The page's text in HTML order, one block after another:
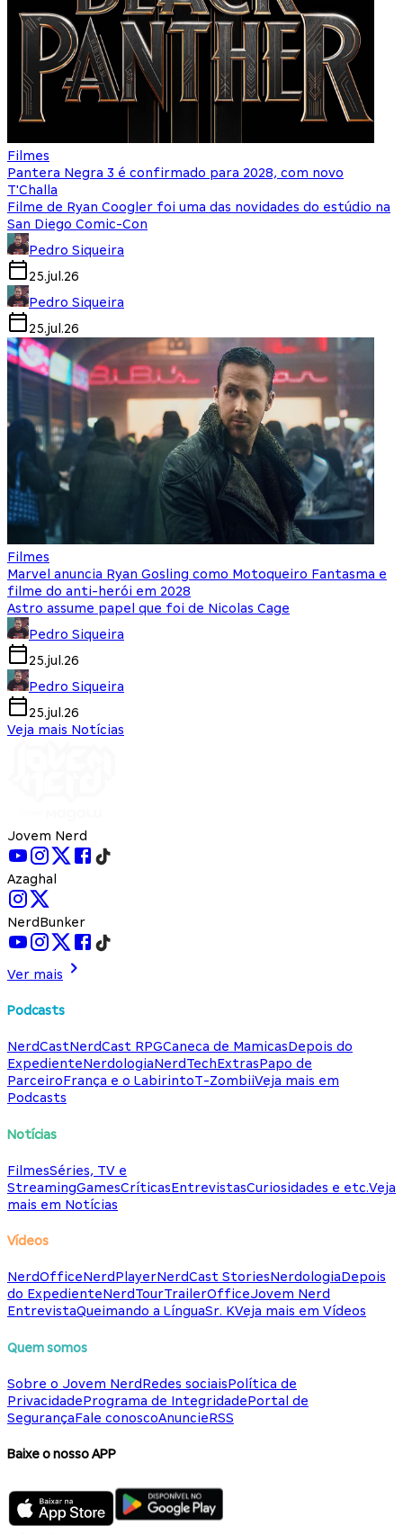
Filmes
Pantera Negra 3 é confirmado para 2028, com novo
T'Challa
Filme de Ryan Coogler foi uma das novidades do estúdio na
San Diego Comic-Con
Pedro Siqueira
25.jul.26
Pedro Siqueira
25.jul.26
Filmes
Marvel anuncia Ryan Gosling como Motoqueiro Fantasma e
filme do anti-herói em 2028
Astro assume papel que foi de Nicolas Cage
Pedro Siqueira
25.jul.26
Pedro Siqueira
25.jul.26
Veja mais Notícias
Jovem Nerd
Azaghal
NerdBunker
Ver mais
Podcasts
NerdCastNerdCast RPGCaneca de MamicasDepois do
ExpedienteNerdologiaNerdTechExtrasPapo de
ParceiroFrança e o LabirintoT-ZombiiVeja mais em
Podcasts
Notícias
FilmesSéries, TV e
StreamingGamesCríticasEntrevistasCuriosidades e etc.Veja
mais em Notícias
Vídeos
NerdOfficeNerdPlayerNerdCast StoriesNerdologiaDepois
do ExpedienteNerdTourTrailerOfficeJovem Nerd
EntrevistaQueimando a LínguaSr. KVeja mais em Vídeos
Quem somos
Sobre o Jovem NerdRedes sociaisPolítica de
PrivacidadePrograma de IntegridadePortal de
SegurançaFale conoscoAnuncieRSS
Baixe o nosso APP